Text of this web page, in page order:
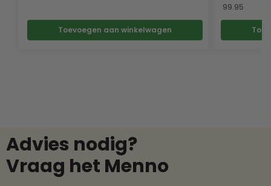
Toevoegen aan winkelwagen
99.95
Advies nodig?
Vraag het Menno